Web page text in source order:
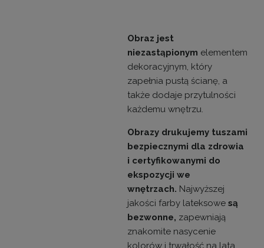
Obraz jest
niezastąpionym elementem
dekoracyjnym, który
zapełnia pustą ścianę, a
także dodaje przytulności
każdemu wnętrzu.
Obrazy drukujemy tuszami
bezpiecznymi dla zdrowia
i certyfikowanymi do
ekspozycji we
wnętrzach. Najwyższej
jakości farby lateksowe są
bezwonne, zapewniają
znakomite nasycenie